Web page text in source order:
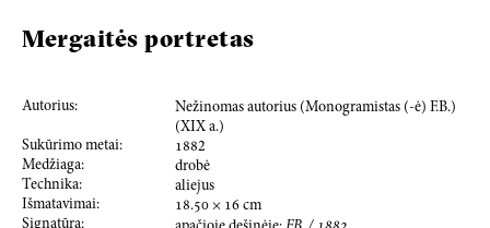
Mergaitės portretas
Autorius:
Nežinomas autorius (Monogramistas (-ė) F.B.)
(XIX a.)
Sukūrimo metai:
1882
Medžiaga:
drobė
Technika:
aliejus
Išmatavimai:
18.50 × 16 cm
Signatūra: